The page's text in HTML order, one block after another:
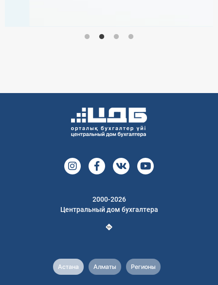
2000-2026
Центральный дом бухгалтера
Астана Алматы Регионы